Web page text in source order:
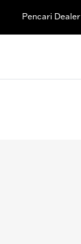
Pencari Dealer